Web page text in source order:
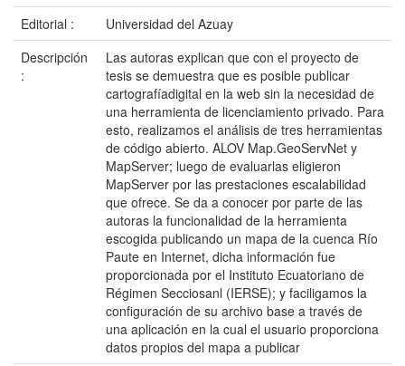
Editorial :
Universidad del Azuay
Descripción
:
Las autoras explican que con el proyecto de
tesis se demuestra que es posible publicar
cartografíadigital en la web sin la necesidad de
una herramienta de licenciamiento privado. Para
esto, realizamos el análisis de tres herramientas
de código abierto. ALOV Map.GeoServNet y
MapServer; luego de evaluarlas eligieron
MapServer por las prestaciones escalabilidad
que ofrece. Se da a conocer por parte de las
autoras la funcionalidad de la herramienta
escogida publicando un mapa de la cuenca Río
Paute en Internet, dicha información fue
proporcionada por el Instituto Ecuatoriano de
Régimen Secciosanl (IERSE); y faciligamos la
configuración de su archivo base a través de
una aplicación en la cual el usuario proporciona
datos propios del mapa a publicar